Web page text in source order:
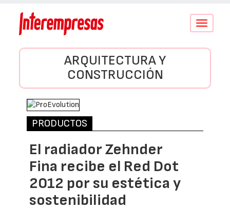
Conmutar
ARQUITECTURA Y
CONSTRUCCIÓN
PRODUCTOS
El radiador Zehnder
Fina recibe el Red Dot
2012 por su estética y
sostenibilidad